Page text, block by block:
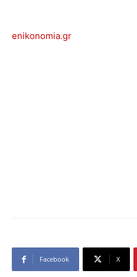
enikonomia.gr
Facebook X